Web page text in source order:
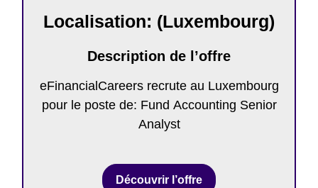
Localisation: (Luxembourg)
Description de l’offre
eFinancialCareers recrute au Luxembourg
pour le poste de: Fund Accounting Senior
Analyst
Découvrir l’offre